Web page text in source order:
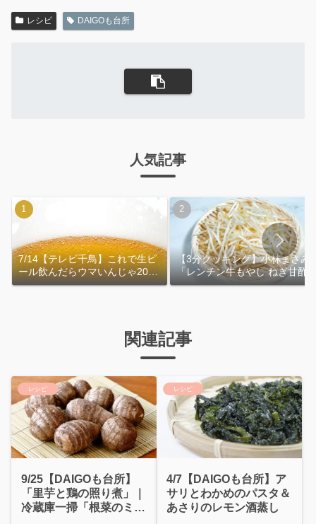
レシピ DAIGOも台所
人気記事
7/14【テレビ千鳥】これで生ビ
ール飲んだらウマいんじゃ2026
｜おおよその作り方
【3分クッキング】小林まさみ
「レンチン牛もやし ねぎ甘酢
れ」作り方
関連記事
レシピ
9/25【DAIGOも台所】
「里芋と鶏の照り煮」｜
冷蔵庫一掃「根菜のミネ
レシピ
4/7【DAIGOも台所】ア
サリとわかめのパスタ＆
あさりのレモン酒蒸し